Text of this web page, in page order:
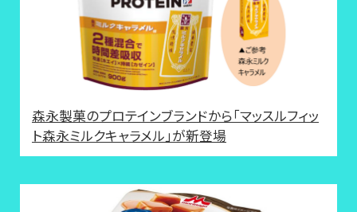
森永製菓のプロテインブランドから「マッスルフィッ
ト森永ミルクキャラメル」が新登場